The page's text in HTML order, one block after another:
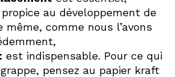
au développement de
même, comme nous l’avons
est indispensable. Pour ce qui
pensez au papier kraft